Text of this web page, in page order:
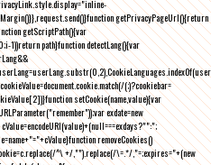
getPrivacyPageUrl(){return
getScriptPath(){var
-1))return path}function detectLang(){var
(;)?cookiebar=
setCookie(name,value){var
exdate=new
removeCookies()
^\ +/,"").replace(/\=.*/,"=;expires="+(new